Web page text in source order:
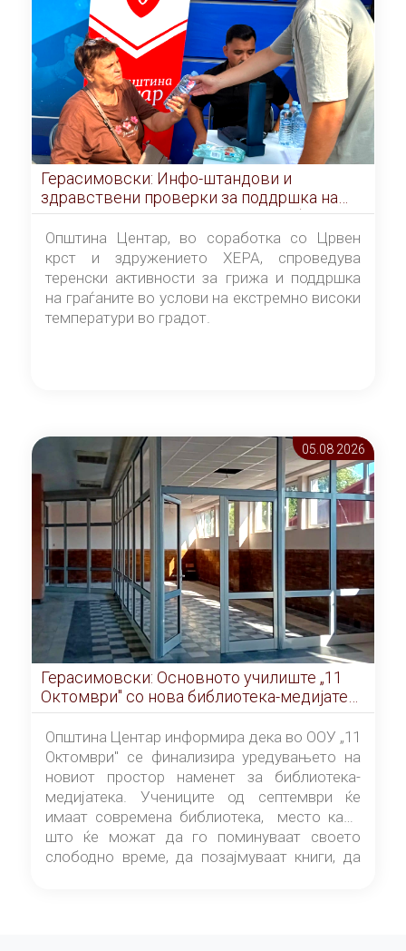
Герасимовски: Инфо-штандови и
здравствени проверки за поддршка на
граѓаните во услови на топлотен бран
Општина Центар, во соработка со Црвен
крст и здружението ХЕРА, спроведува
теренски активности за грижа и поддршка
на граѓаните во услови на екстремно високи
температури во градот.
05.08 2026
Герасимовски: Основното училиште „11
Октомври" со нова библиотека-медијатека
од септември
Општина Центар информира дека во ООУ „11
Октомври" се финализира уредувањето на
новиот простор наменет за библиотека-
медијатека. Учениците од септември ќе
имаат современа библиотека, место каде
што ќе можат да го поминуваат своето
слободно време, да позајмуваат книги, да